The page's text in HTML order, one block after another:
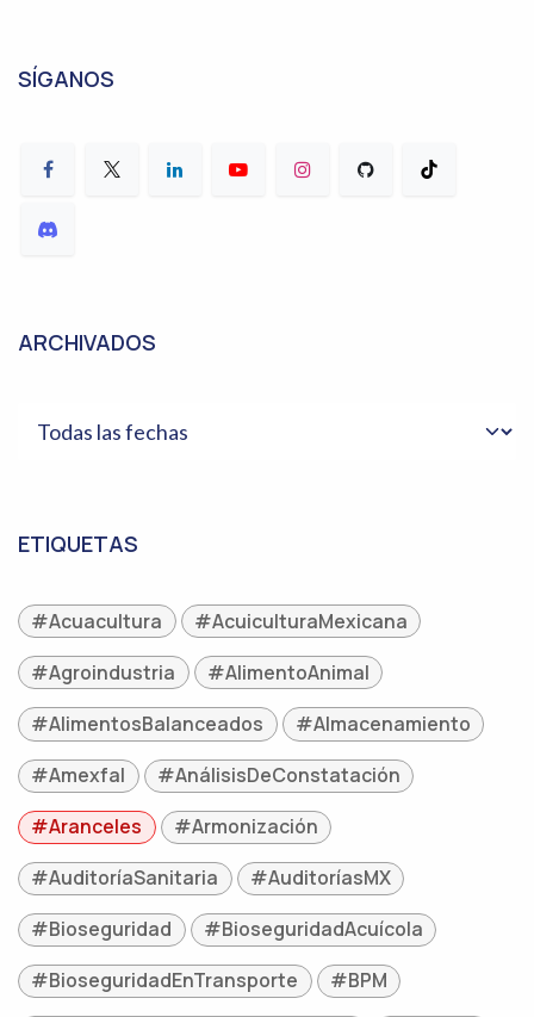
SÍGANOS
ARCHIVADOS
ETIQUETAS
#Acuacultura
#AcuiculturaMexicana
#Agroindustria
#AlimentoAnimal
#AlimentosBalanceados
#Almacenamiento
#Amexfal
#AnálisisDeConstatación
#Aranceles
#Armonización
#AuditoríaSanitaria
#AuditoríasMX
#Bioseguridad
#BioseguridadAcuícola
#BioseguridadEnTransporte
#BPM